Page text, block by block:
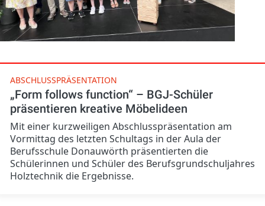
ABSCHLUSSPRÄSENTATION
„Form follows function“ – BGJ-Schüler
präsentieren kreative Möbelideen
Mit einer kurzweiligen Abschlusspräsentation am
Vormittag des letzten Schultags in der Aula der
Berufsschule Donauwörth präsentierten die
Schülerinnen und Schüler des Berufsgrundschuljahres
Holztechnik die Ergebnisse.